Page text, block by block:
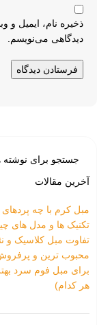
ذخیره نام، ایمیل و
دیدگاهی می‌نویسم.
آخرین مقالات
مبل کرم با چه
تکنیک ها و مدل های
تفاوت‌ مبل کلاسیک و
محبوب ترین و پرفروش
برای مبل فوم سرد
هر کدام)